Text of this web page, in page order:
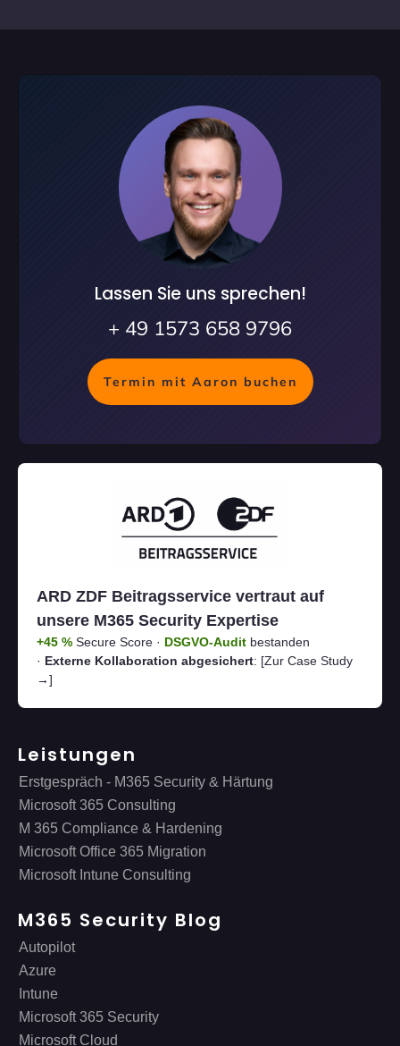
Lassen Sie uns sprechen!
+ 49 1573 658 9796
Termin mit Aaron buchen
ARD ZDF Beitragsservice vertraut auf
unsere M365 Security Expertise
+45 % Secure Score · DSGVO-Audit bestanden
· Externe Kollaboration abgesichert: [Zur Case Study
→]
Leistungen
Erstgespräch - M365 Security & Härtung
Microsoft 365 Consulting
M 365 Compliance & Hardening
Microsoft Office 365 Migration
Microsoft Intune Consulting
M365 Security Blog
Autopilot
Azure
Intune
Microsoft 365 Security
Microsoft Cloud